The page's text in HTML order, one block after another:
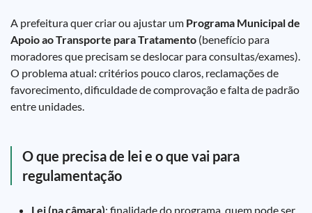
A prefeitura quer criar ou ajustar um Programa Municipal de
Apoio ao Transporte para Tratamento (benefício para
moradores que precisam se deslocar para consultas/exames).
O problema atual: critérios pouco claros, reclamações de
favorecimento, dificuldade de comprovação e falta de padrão
entre unidades.
O que precisa de lei e o que vai para
regulamentação
Lei (na câmara): finalidade do programa, quem pode ser